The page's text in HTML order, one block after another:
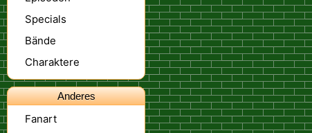
Specials
Bände
Charaktere
Anderes
Fanart